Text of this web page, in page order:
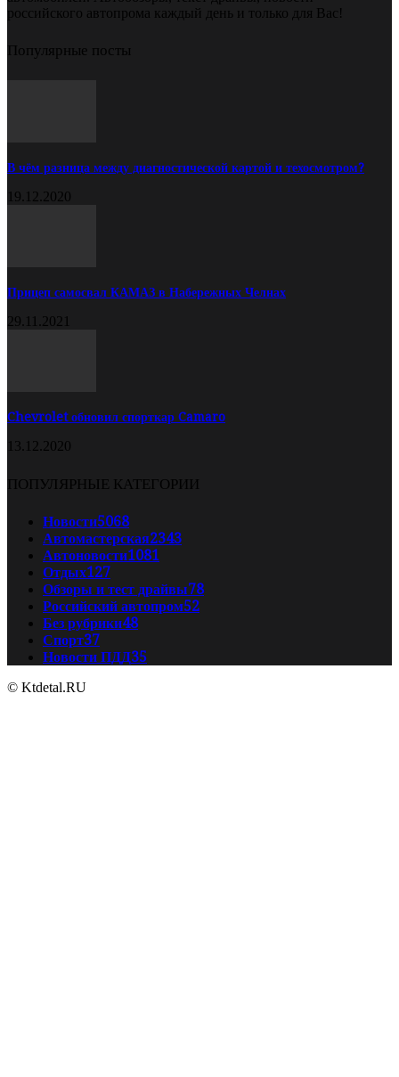
российского автопрома каждый день и только для Вас!
Популярные посты
В чём разница между диагностической картой и техосмотром?
19.12.2020
Прицеп самосвал КАМАЗ в Набережных Челнах
29.11.2021
Chevrolet обновил спорткар Camaro
13.12.2020
ПОПУЛЯРНЫЕ КАТЕГОРИИ
Новости5068
Автомастерская2343
Автоновости1081
Отдых127
Обзоры и тест драйвы78
Российский автопром52
Без рубрики48
Спорт37
Новости ПДД35
© Ktdetal.RU